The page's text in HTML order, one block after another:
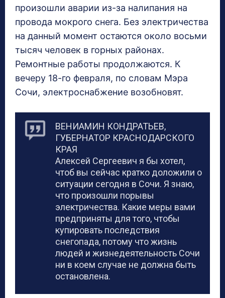
произошли аварии из-за налипания на
провода мокрого снега. Без электричества
на данный момент остаются около восьми
тысяч человек в горных районах.
Ремонтные работы продолжаются. К
вечеру 18-го февраля, по словам Мэра
Сочи, электроснабжение возобновят.
ВЕНИАМИН КОНДРАТЬЕВ,
ГУБЕРНАТОР КРАСНОДАРСКОГО
КРАЯ
Алексей Сергеевич я бы хотел,
чтоб вы сейчас кратко доложили о
ситуации сегодня в Сочи. Я знаю,
что произошли порывы
электричества. Какие меры вами
предприняты для того, чтобы
купировать последствия
снегопада, потому что жизнь
людей и жизнедеятельность Сочи
ни в коем случае не должна быть
остановлена.